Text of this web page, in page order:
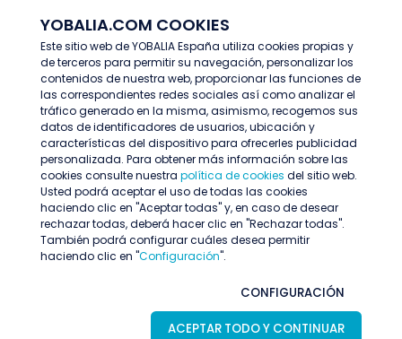
YOBALIA.COM COOKIES
Este sitio web de YOBALIA España utiliza cookies propias y
de terceros para permitir su navegación, personalizar los
contenidos de nuestra web, proporcionar las funciones de
las correspondientes redes sociales así como analizar el
tráfico generado en la misma, asimismo, recogemos sus
datos de identificadores de usuarios, ubicación y
características del dispositivo para ofrecerles publicidad
personalizada. Para obtener más información sobre las
cookies consulte nuestra política de cookies del sitio web.
Usted podrá aceptar el uso de todas las cookies
haciendo clic en "Aceptar todas" y, en caso de desear
rechazar todas, deberá hacer clic en "Rechazar todas".
También podrá configurar cuáles desea permitir
haciendo clic en "Configuración".
CONFIGURACIÓN
ACEPTAR TODO Y CONTINUAR
Últimas ofertas
Oferta no encontrada o ha finalizado su
proceso de selección